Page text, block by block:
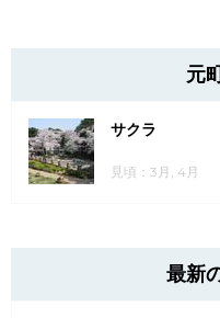
元
サクラ
見頃：3月, 4月
最新